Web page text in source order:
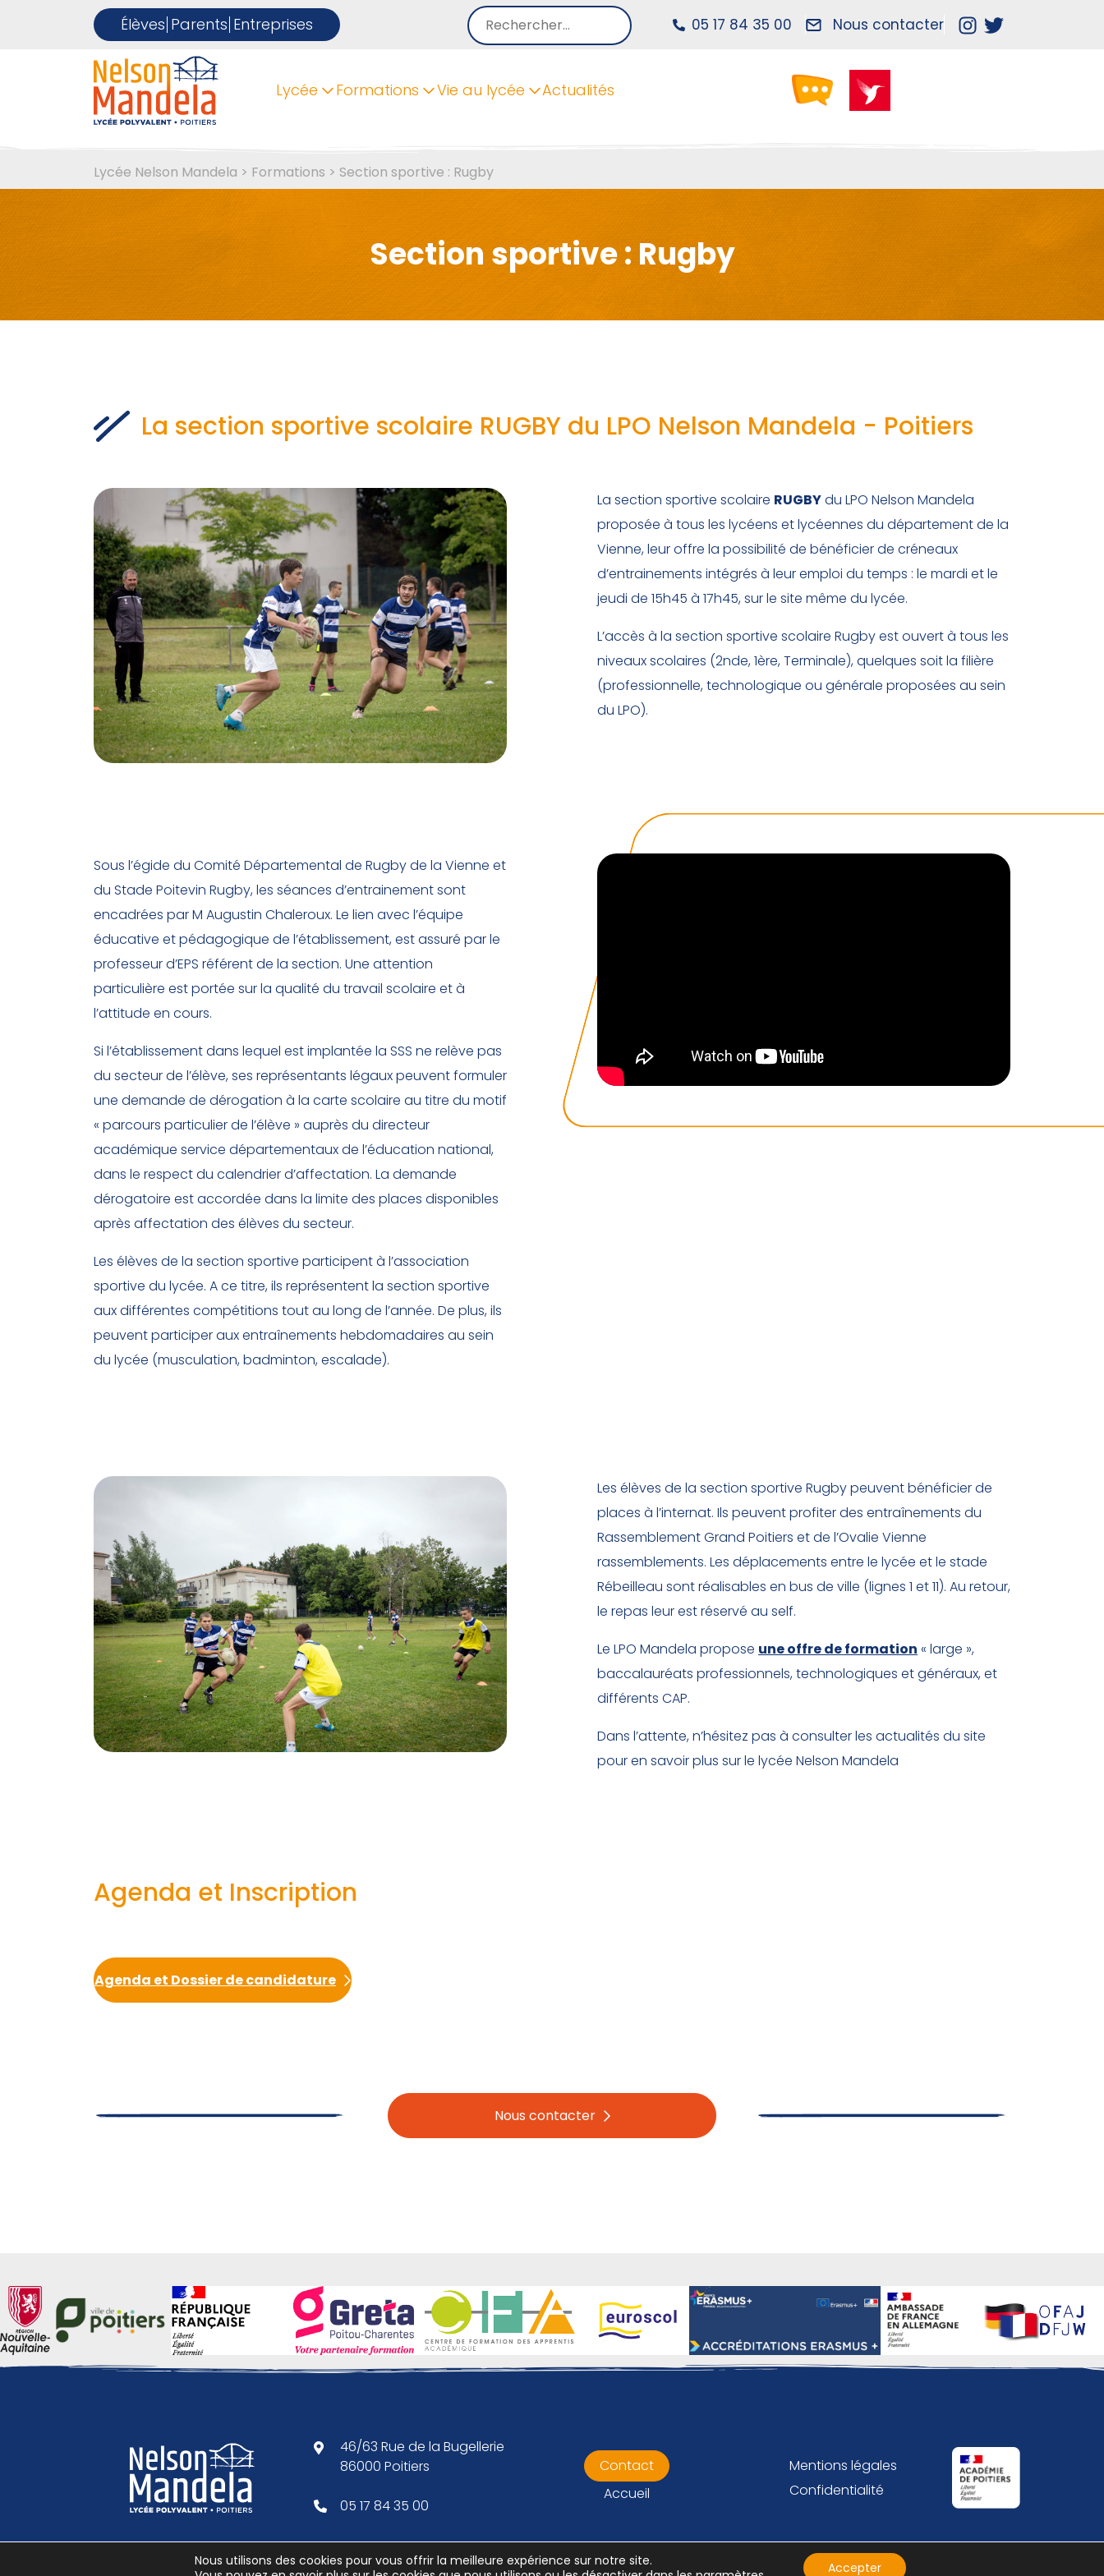
Élèves Parents Entreprises Rechercher :
05 17 84 35 00 Nous contacter
Lycée Formations Vie au lycée Actualités
Lycée Nelson Mandela > Formations > Section sportive : Rugby
Section sportive : Rugby
La section sportive scolaire RUGBY du LPO Nelson Mandela - Poitiers
La section sportive scolaire RUGBYdu LPO Nelson Mandela
proposée à tous les lycéens et lycéennes du département de la
Vienne, leur offre la possibilité de bénéficier de créneaux
d’entrainements intégrés à leur emploi du temps : le mardi et le
jeudi de 15h45 à 17h45, sur le site même du lycée.
L’accès à la section sportive scolaire Rugby est ouvert à tous les
niveaux scolaires (2nde, 1ère, Terminale), quelques soit la filière
(professionnelle, technologique ou générale proposées au sein
du LPO).
Sous l’égide du Comité Départemental de Rugby de la Vienne et
du Stade Poitevin Rugby, les séances d’entrainement sont
encadrées par M Augustin Chaleroux. Le lien avec l’équipe
éducative et pédagogique de l’établissement, est assuré par le
professeur d’EPS référent de la section. Une attention
particulière est portée sur la qualité du travail scolaire et à
l’attitude en cours.
Si l’établissement dans lequel est implantée la SSS ne relève pas
du secteur de l’élève, ses représentants légaux peuvent formuler
une demande de dérogation à la carte scolaire au titre du motif
« parcours particulier de l’élève » auprès du directeur
académique service départementaux de l’éducation national,
dans le respect du calendrier d’affectation. La demande
dérogatoire est accordée dans la limite des places disponibles
après affectation des élèves du secteur.
Les élèves de la section sportive participent à l’association
sportive du lycée. A ce titre, ils représentent la section sportive
aux différentes compétitions tout au long de l’année. De plus, ils
peuvent participer aux entraînements hebdomadaires au sein
du lycée (musculation, badminton, escalade).
Les élèves de la section sportive Rugby peuvent bénéficier de
places à l’internat. Ils peuvent profiter des entraînements du
Rassemblement Grand Poitiers et de l’Ovalie Vienne
rassemblements. Les déplacements entre le lycée et le stade
Rébeilleau sont réalisables en bus de ville (lignes 1 et 11). Au retour,
le repas leur est réservé au self.
Le LPO Mandela propose une offre de formation « large »,
baccalauréats professionnels, technologiques et généraux, et
différents CAP.
Dans l’attente, n’hésitez pas à consulter les actualités du site
pour en savoir plus sur le lycée Nelson Mandela
Agenda et Inscription
Agenda et Dossier de candidature
Nous contacter
46/63 Rue de la Bugellerie
86000 Poitiers
05 17 84 35 00
Contact
Accueil
Mentions légales
Confidentialité
Nous utilisons des cookies pour vous offrir la meilleure expérience sur notre site.
Accepter